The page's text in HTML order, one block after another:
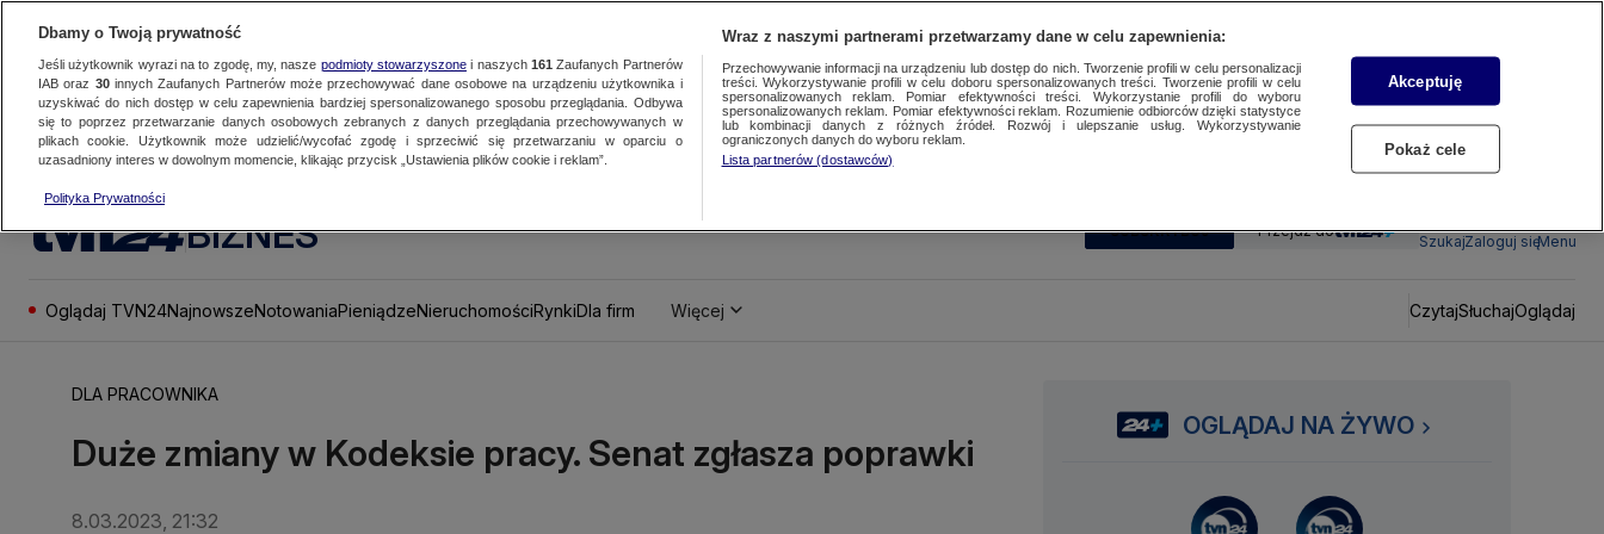
BIZNES SUBSKRYBUJ Przejdź do
SzukajZaloguj sięMenu
Oglądaj TVN24NajnowszeNotowaniaPieniądzeNieruchomościRynkiDla firm Więcej CzytajSłuchajOglądaj
DLA PRACOWNIKA
Duże zmiany w Kodeksie pracy. Senat zgłasza poprawki
8.03.2023, 21:32
OGLĄDAJ NA ŻYWO
Dbamy o Twoją prywatność
Jeśli użytkownik wyrazi na to zgodę, my, nasze podmioty stowarzyszonei naszych 161 Zaufanych Partnerów
IAB oraz 30innych Zaufanych Partnerów może przechowywać dane osobowe na urządzeniu użytkownika i
uzyskiwać do nich dostęp w celu zapewnienia bardziej spersonalizowanego sposobu przeglądania. Odbywa
się to poprzez przetwarzanie danych osobowych zebranych z danych przeglądania przechowywanych w
plikach cookie. Użytkownik może udzielić/wycofać zgodę i sprzeciwić się przetwarzaniu w oparciu o
uzasadniony interes w dowolnym momencie, klikając przycisk „Ustawienia plików cookie i reklam”.
Polityka Prywatności
Wraz z naszymi partnerami przetwarzamy dane w celu zapewnienia:
Przechowywanie informacji na urządzeniu lub dostęp do nich. Tworzenie profili w celu personalizacji
treści. Wykorzystywanie profili w celu doboru spersonalizowanych treści. Tworzenie profili w celu
spersonalizowanych reklam. Pomiar efektywności treści. Wykorzystanie profili do wyboru
spersonalizowanych reklam. Pomiar efektywności reklam. Rozumienie odbiorców dzięki statystyce
lub kombinacji danych z różnych źródeł. Rozwój i ulepszanie usług. Wykorzystywanie
ograniczonych danych do wyboru reklam.
Lista partnerów (dostawców)
Akceptuję
Pokaż cele